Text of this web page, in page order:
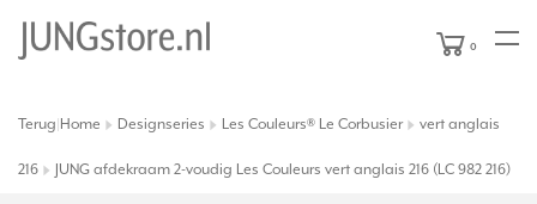
0
Terug Home Designseries Les Couleurs® Le Corbusier vert anglais
216 JUNG afdekraam 2-voudig Les Couleurs vert anglais 216 (LC 982 216)